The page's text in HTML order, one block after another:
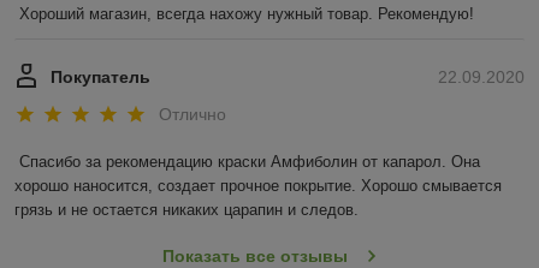
Хороший магазин, всегда нахожу нужный товар. Рекомендую!
22.09.2020
Покупатель
Отлично
Спасибо за рекомендацию краски Амфиболин от капарол. Она
хорошо наносится, создает прочное покрытие. Хорошо смывается
грязь и не остается никаких царапин и следов.
Показать все отзывы